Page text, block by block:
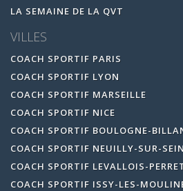
LA SEMAINE DE LA QVT
VILLES
COACH SPORTIF PARIS
COACH SPORTIF LYON
COACH SPORTIF MARSEILLE
COACH SPORTIF NICE
COACH SPORTIF BOULOGNE-
COACH SPORTIF NEUILLY-SUR-
COACH SPORTIF LEVALLOIS-
COACH SPORTIF ISSY-LES-